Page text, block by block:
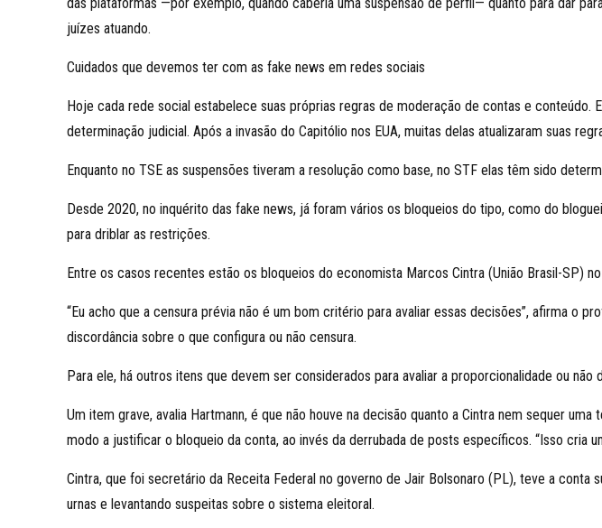
juízes atuando.
Cuidados que devemos ter com as fake news em redes sociais
Hoje cada rede social estabelece suas próprias regras de moderação de contas e
determinação judicial. Após a invasão do Capitólio nos EUA, muitas delas atualizaram suas
Enquanto no TSE as suspensões tiveram a resolução como base, no STF elas têm sido
Desde 2020, no inquérito das fake news, já foram vários os bloqueios do tipo, como do
para driblar as restrições.
Entre os casos recentes estão os bloqueios do economista Marcos Cintra (União Brasil-SP)
“Eu acho que a censura prévia não é um bom critério para avaliar essas decisões”, afirma o
discordância sobre o que configura ou não censura.
Para ele, há outros itens que devem ser considerados para avaliar a proporcionalidade ou não
Um item grave, avalia Hartmann, é que não houve na decisão quanto a Cintra nem sequer
modo a justificar o bloqueio da conta, ao invés da derrubada de posts específicos. “Isso cria
Cintra, que foi secretário da Receita Federal no governo de Jair Bolsonaro (PL), teve a
urnas e levantando suspeitas sobre o sistema eleitoral.